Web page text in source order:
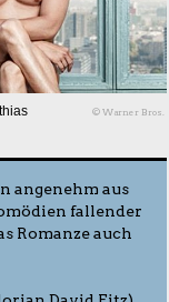
© Warner Bros.
angenehm aus
fallender
Romanze auch